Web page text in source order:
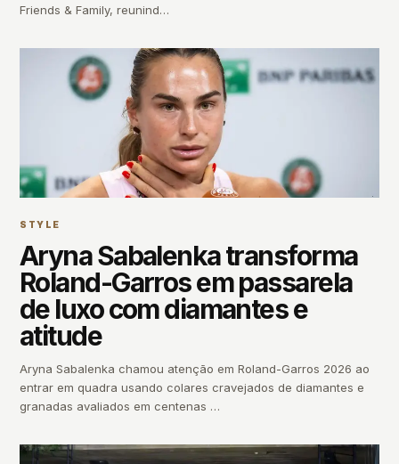
Friends & Family, reunind…
STYLE
Aryna Sabalenka transforma
Roland-Garros em passarela
de luxo com diamantes e
atitude
Aryna Sabalenka chamou atenção em Roland-Garros 2026 ao
entrar em quadra usando colares cravejados de diamantes e
granadas avaliados em centenas …